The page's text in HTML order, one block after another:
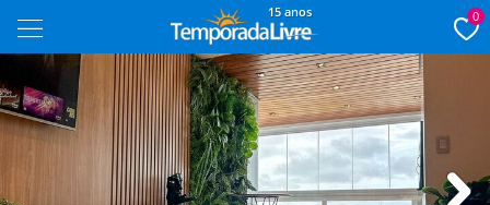
15 anos 0